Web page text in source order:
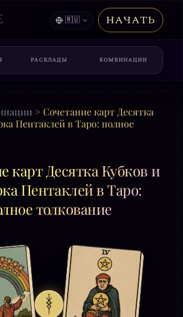
🇷🇺 НАЧАТЬ
РАСКЛАДЫ КОМБИНАЦИИ
> Сочетание карт Десятка
Пентаклей в Таро: полное
карт Десятка Кубков и
Пентаклей в Таро:
толкование